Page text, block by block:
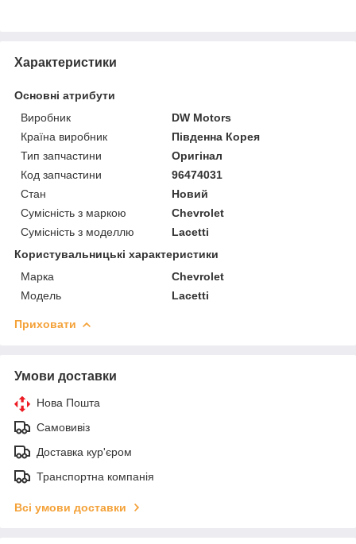
Характеристики
Основні атрибути
Виробник
DW Motors
Країна виробник
Південна Корея
Тип запчастини
Оригінал
Код запчастини
96474031
Стан
Новий
Сумісність з маркою
Chevrolet
Сумісність з моделлю
Lacetti
Користувальницькі характеристики
Марка
Chevrolet
Модель
Lacetti
Приховати
Умови доставки
Нова Пошта
Самовивіз
Доставка кур'єром
Транспортна компанія
Всі умови доставки